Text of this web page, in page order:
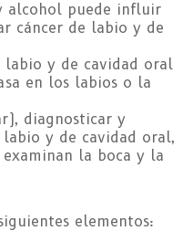
alcohol puede influir
cáncer de labio y de
labio y de cavidad oral
en los labios o la
diagnosticar y
y de cavidad oral,
la boca y la
elementos: